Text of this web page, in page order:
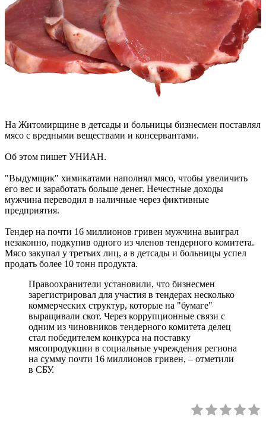
На Житомирщине в детсады и больницы бизнесмен поставлял
мясо с вредными веществами и консервантами.
Об этом пишет УНИАН.
"Выдумщик" химикатами наполнял мясо, чтобы увеличить
его вес и заработать больше денег. Нечестные доходы
мужчина переводил в наличные через фиктивные
предприятия.
Тендер на почти 16 миллионов гривен мужчина выиграл
незаконно, подкупив одного из членов тендерного комитета.
Мясо закупал у третьих лиц, а в детсады и больницы успел
продать более 10 тонн продукта.
Правоохранители установили, что бизнесмен
зарегистрировал для участия в тендерах несколько
коммерческих структур, которые на "бумаге"
выращивали скот. Через коррупционные связи с
одним из чиновников тендерного комитета делец
стал победителем конкурса на поставку
мясопродукции в социальные учреждения региона
на сумму почти 16 миллионов гривен, – отметили
в СБУ.